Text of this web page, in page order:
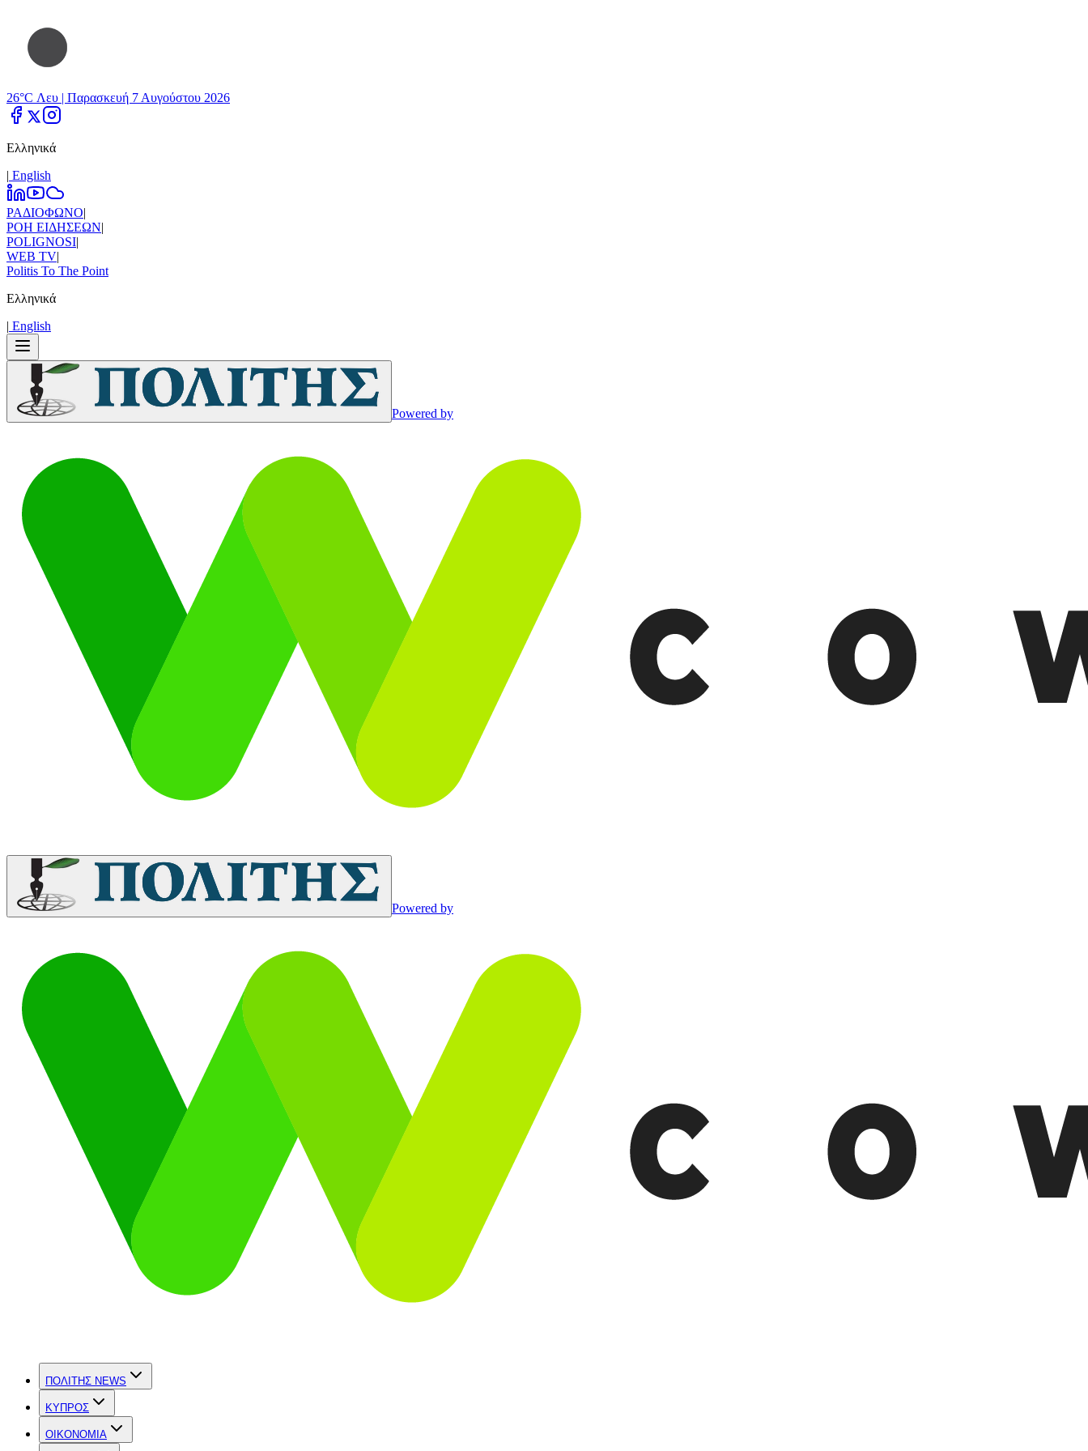
26°C Λευ | Παρασκευή 7 Αυγούστου 2026
Ελληνικά
| Εnglish
ΡΑΔΙΟΦΩΝΟ|
ΡΟΗ ΕΙΔΗΣΕΩΝ|
POLIGNOSI|
WEB TV|
Politis To The Point
Ελληνικά
| Εnglish
Powered by
Powered by
ΠΟΛΙΤΗΣ NEWS
ΚΥΠΡΟΣ
OIKONOMIA